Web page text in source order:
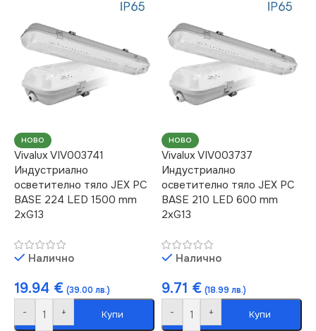
НОВО
Vivalux VIV003741
Индустриално
осветително тяло JEX PC
BASE 224 LED 1500 mm
2хG13
Налично
19.94 € (39.00 лв.)
- + Купи
НОВО
Vivalux VIV003737
Индустриално
осветително тяло JEX PC
BASE 210 LED 600 mm
2хG13
Налично
9.71 € (18.99 лв.)
- + Купи